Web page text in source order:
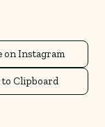
on Instagram
Clipboard